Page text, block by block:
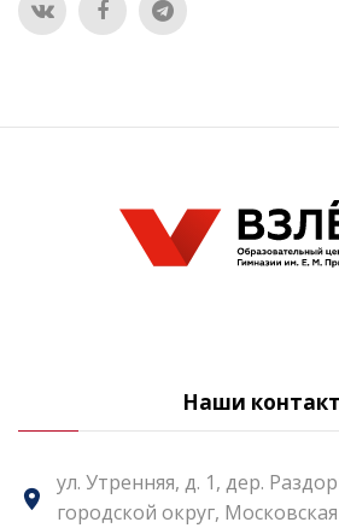
Наши
ул. Утренняя, д. 1, дер.
городской округ,